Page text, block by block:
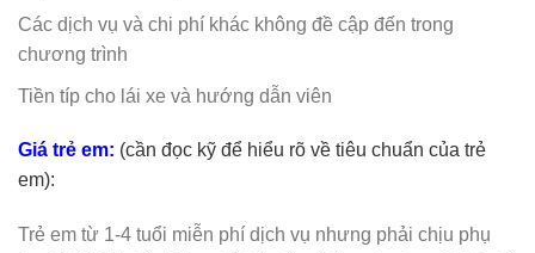
Các dịch vụ và chi phí khác không đề cập đến trong
chương trình
Tiền típ cho lái xe và hướng dẫn viên
Giá trẻ em: (cần đọc kỹ để hiểu rõ về tiêu chuẩn của trẻ
em):
Trẻ em từ 1-4 tuổi miễn phí dịch vụ nhưng phải chịu phụ